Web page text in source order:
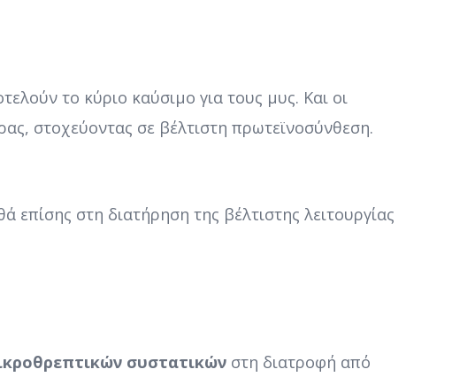
το κύριο καύσιμο για τους μυς. Και οι
στοχεύοντας σε βέλτιστη πρωτεϊνοσύνθεση.
επίσης στη διατήρηση της βέλτιστης λειτουργίας
συστατικών στη διατροφή από